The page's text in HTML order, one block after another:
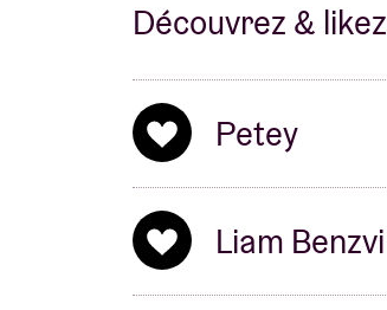
Découvrez & likez
Petey
Liam Benzvi